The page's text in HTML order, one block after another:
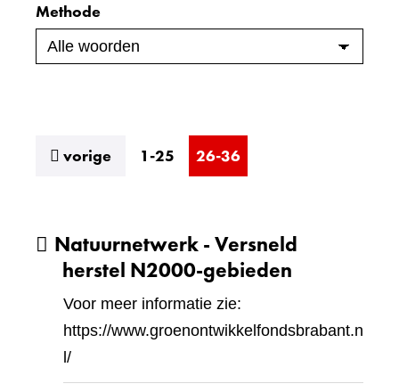
index
Methode
vorigeresultaten
1-25 26-36
Natuurnetwerk - Versneld
herstel N2000-gebieden
Voor meer informatie zie:
https://www.groenontwikkelfondsbrabant.n
l/